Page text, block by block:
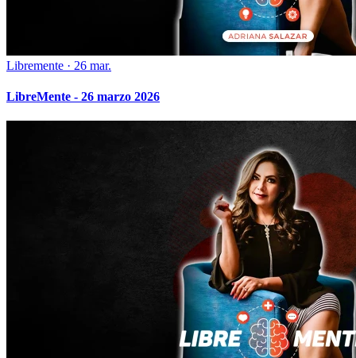
Libremente · 26 mar.
LibreMente - 26 marzo 2026